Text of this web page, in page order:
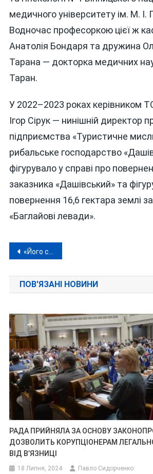
медичного університету ім. М. І.
Водночас професоркою цієї ж
Анатолія Бондаря та дружина
Тарана — докторка медичних
Таран.
У 2022–2023 роках керівником
Ігор Сірук — нинішній директор
підприємства «Туристичне
рибальське господарство
фігурувало у справі про
заказника «Дашівський» та
повернення 16,6 гектара землі
«Баглайові левади».
Навігація
записів
«Його серце билося для України»: посмертну нагороду отримав вінницький волонтер Ігорь Рябоконь
ПОВ'ЯЗАНІ НОВИНИ
РАДА ПРИЙНЯЛА ЗА ОСНОВУ
ДОЗВОЛИТЬ КОРУПЦІОНЕРАМ
ВІД В’ЯЗНИЦІ
18 Липня, 2024 Павло Сидорченко